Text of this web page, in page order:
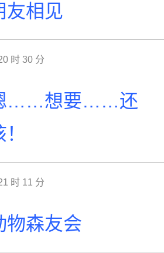
友相见
时 30 分
……想要……还
时 11 分
物森友会